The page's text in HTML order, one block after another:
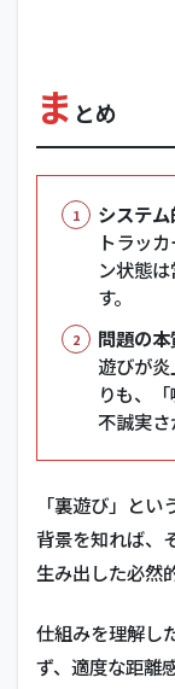
ま とめ
システム
トラッ
ン状態
す。
問題の
遊びが
りも、
不誠実さ
「裏遊び」と
背景を知れば、
生み出した必然
仕組みを理解し
ず、適度な距離